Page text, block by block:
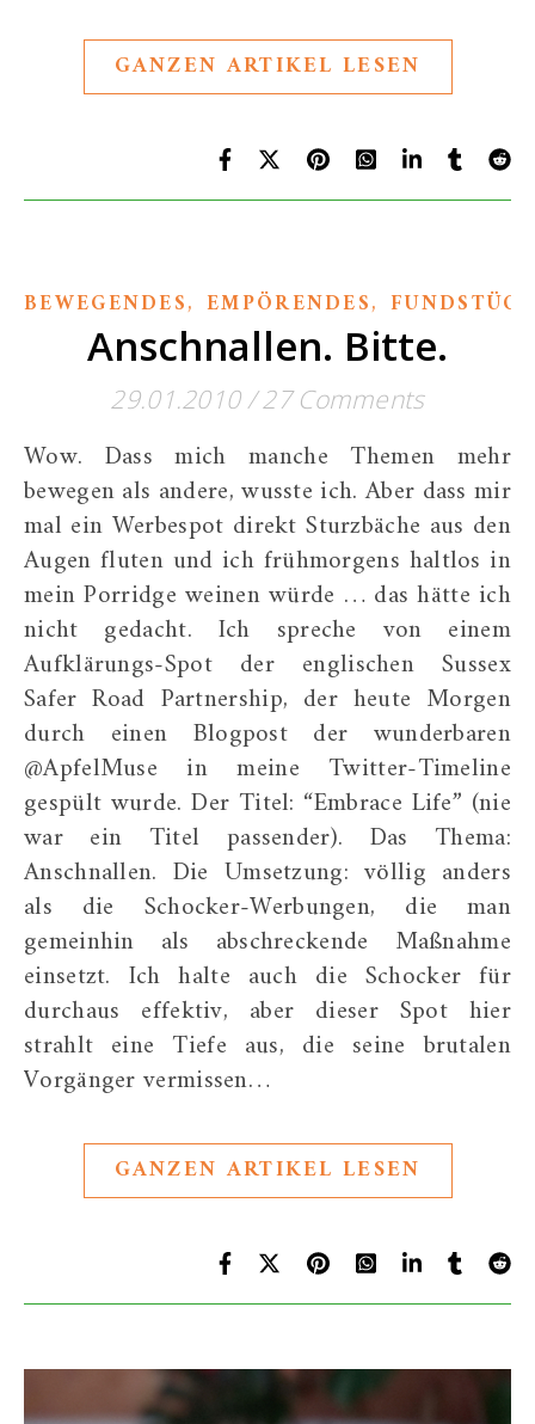
GANZEN ARTIKEL LESEN
BEWEGENDES, EMPÖRENDES,
Anschnallen. Bitte.
29.01.2010 / 27 Comments
Wow. Dass mich manche Themen mehr
bewegen als andere, wusste ich. Aber dass mir
mal ein Werbespot direkt Sturzbäche aus den
Augen fluten und ich frühmorgens haltlos in
mein Porridge weinen würde … das hätte ich
nicht gedacht. Ich spreche von einem
Aufklärungs-Spot der englischen Sussex
Safer Road Partnership, der heute Morgen
durch einen Blogpost der wunderbaren
@ApfelMuse in meine Twitter-Timeline
gespült wurde. Der Titel: “Embrace Life” (nie
war ein Titel passender). Das Thema:
Anschnallen. Die Umsetzung: völlig anders
als die Schocker-Werbungen, die man
gemeinhin als abschreckende Maßnahme
einsetzt. Ich halte auch die Schocker für
durchaus effektiv, aber dieser Spot hier
strahlt eine Tiefe aus, die seine brutalen
Vorgänger vermissen…
GANZEN ARTIKEL LESEN